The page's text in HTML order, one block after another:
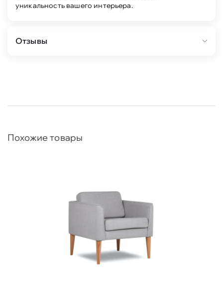
уникальность вашего интерьера.
Отзывы
Похожие товары